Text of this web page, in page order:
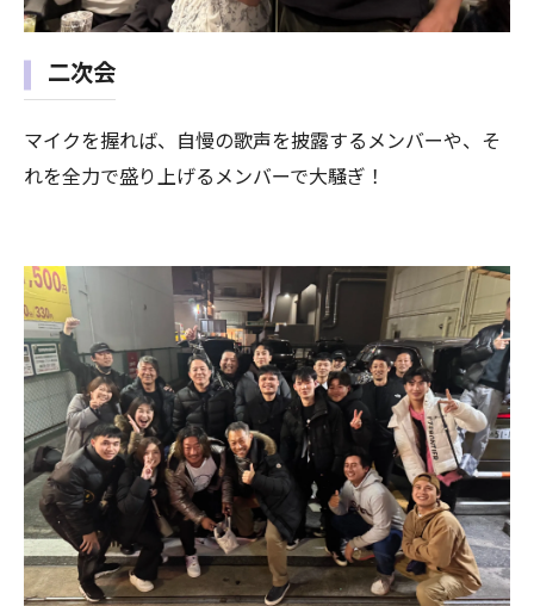
二次会
マイクを握れば、自慢の歌声を披露するメンバーや、そ
れを全力で盛り上げるメンバーで大騒ぎ！